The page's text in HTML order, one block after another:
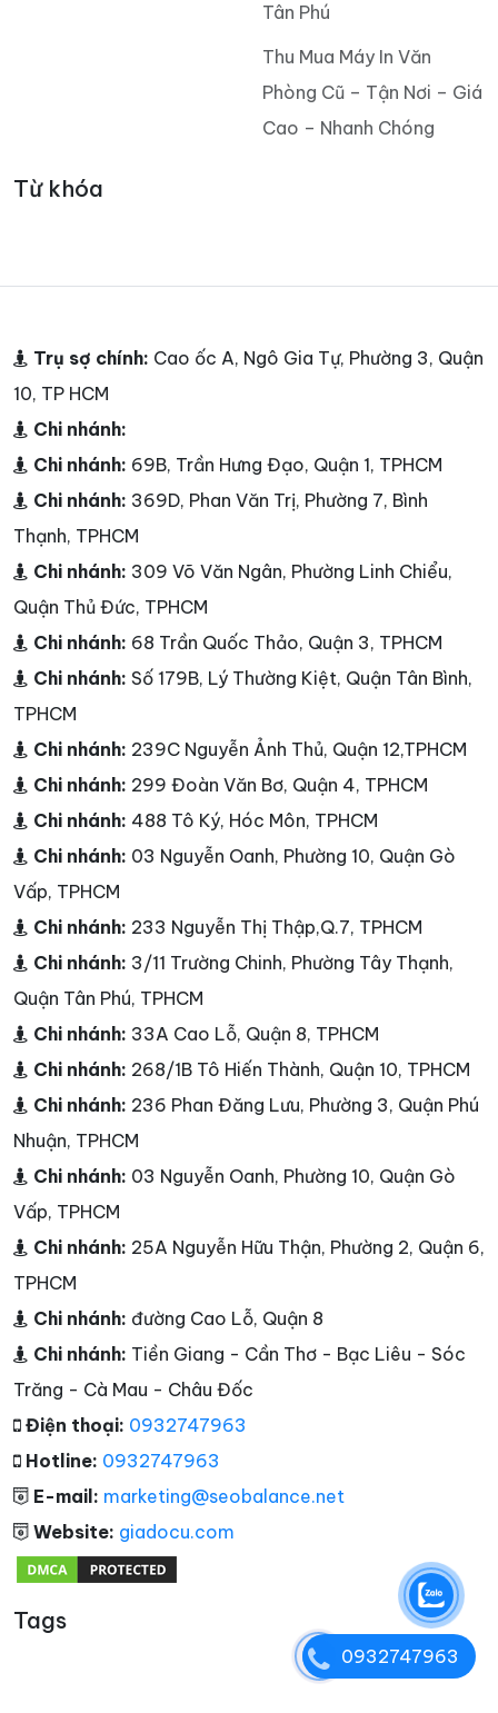
Tân Phú
Thu Mua Máy In Văn
Phòng Cũ – Tận Nơi – Giá
Cao – Nhanh Chóng
Từ khóa
Trụ sợ chính: Cao ốc A, Ngô Gia Tự, Phường 3, Quận
10, TP HCM
Chi nhánh:
Chi nhánh: 69B, Trần Hưng Đạo, Quận 1, TPHCM
Chi nhánh: 369D, Phan Văn Trị, Phường 7, Bình
Thạnh, TPHCM
Chi nhánh: 309 Võ Văn Ngân, Phường Linh Chiểu,
Quận Thủ Đức, TPHCM
Chi nhánh: 68 Trần Quốc Thảo, Quận 3, TPHCM
Chi nhánh: Số 179B, Lý Thường Kiệt, Quận Tân Bình,
TPHCM
Chi nhánh: 239C Nguyễn Ảnh Thủ, Quận 12,TPHCM
Chi nhánh: 299 Đoàn Văn Bơ, Quận 4, TPHCM
Chi nhánh: 488 Tô Ký, Hóc Môn, TPHCM
Chi nhánh: 03 Nguyễn Oanh, Phường 10, Quận Gò
Vấp, TPHCM
Chi nhánh: 233 Nguyễn Thị Thập,Q.7, TPHCM
Chi nhánh: 3/11 Trường Chinh, Phường Tây Thạnh,
Quận Tân Phú, TPHCM
Chi nhánh: 33A Cao Lỗ, Quận 8, TPHCM
Chi nhánh: 268/1B Tô Hiến Thành, Quận 10, TPHCM
Chi nhánh: 236 Phan Đăng Lưu, Phường 3, Quận Phú
Nhuận, TPHCM
Chi nhánh: 03 Nguyễn Oanh, Phường 10, Quận Gò
Vấp, TPHCM
Chi nhánh: 25A Nguyễn Hữu Thận, Phường 2, Quận 6,
TPHCM
Chi nhánh: đường Cao Lỗ, Quận 8
Chi nhánh: Tiền Giang - Cần Thơ - Bạc Liêu - Sóc
Trăng - Cà Mau - Châu Đốc
Điện thoại: 0932747963
Hotline: 0932747963
E-mail: marketing@seobalance.net
Website: giadocu.com
Tags
0932747963